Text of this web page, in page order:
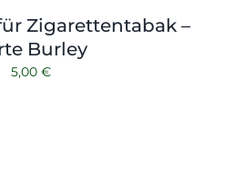
Zigarettentabak –
Burley
5,00 €